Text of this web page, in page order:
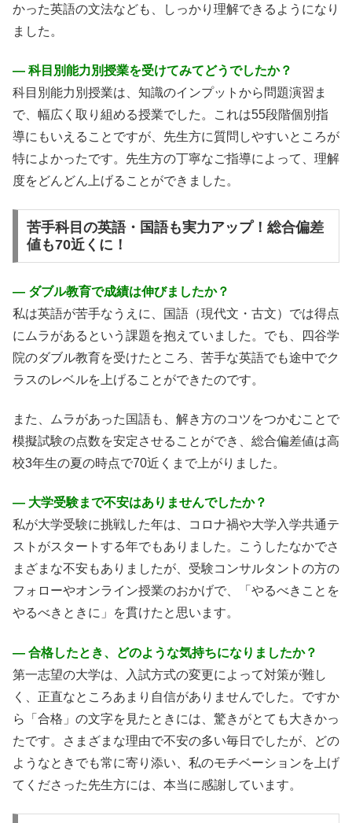
かった英語の文法なども、しっかり理解できるようになり
ました。
― 科目別能力別授業を受けてみてどうでしたか？
科目別能力別授業は、知識のインプットから問題演習ま
で、幅広く取り組める授業でした。これは55段階個別指
導にもいえることですが、先生方に質問しやすいところが
特によかったです。先生方の丁寧なご指導によって、理解
度をどんどん上げることができました。
苦手科目の英語・国語も実力アップ！総合偏差
値も70近くに！
― ダブル教育で成績は伸びましたか？
私は英語が苦手なうえに、国語（現代文・古文）では得点
にムラがあるという課題を抱えていました。でも、四谷学
院のダブル教育を受けたところ、苦手な英語でも途中でク
ラスのレベルを上げることができたのです。
また、ムラがあった国語も、解き方のコツをつかむことで
模擬試験の点数を安定させることができ、総合偏差値は高
校3年生の夏の時点で70近くまで上がりました。
― 大学受験まで不安はありませんでしたか？
私が大学受験に挑戦した年は、コロナ禍や大学入学共通テ
ストがスタートする年でもありました。こうしたなかでさ
まざまな不安もありましたが、受験コンサルタントの方の
フォローやオンライン授業のおかげで、「やるべきことを
やるべきときに」を貫けたと思います。
― 合格したとき、どのような気持ちになりましたか？
第一志望の大学は、入試方式の変更によって対策が難し
く、正直なところあまり自信がありませんでした。ですか
ら「合格」の文字を見たときには、驚きがとても大きかっ
たです。さまざまな理由で不安の多い毎日でしたが、どの
ようなときでも常に寄り添い、私のモチベーションを上げ
てくださった先生方には、本当に感謝しています。